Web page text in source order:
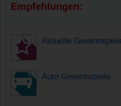
Empfehlungen:
Aktuelle
Auto Gewinnspiele